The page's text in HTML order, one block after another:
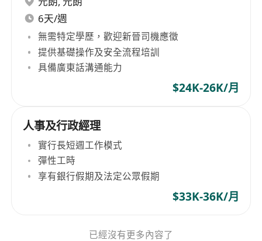
6天/週
無需特定學歷，歡迎新晉司機應徵
提供基礎操作及安全流程培訓
具備廣東話溝通能力
$24K-26K/月
人事及行政經理
實行長短週工作模式
彈性工時
享有銀行假期及法定公眾假期
$33K-36K/月
已經沒有更多內容了